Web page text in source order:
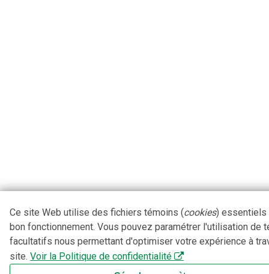
Ce site Web utilise des fichiers témoins (cookies) essentiels
bon fonctionnement. Vous pouvez paramétrer l'utilisation de
facultatifs nous permettant d'optimiser votre expérience à
site. Voir la Politique de confidentialité